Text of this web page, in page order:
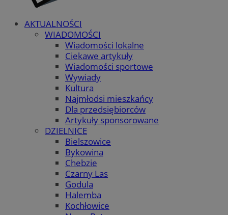
AKTUALNOŚCI
WIADOMOŚCI
Wiadomości lokalne
Ciekawe artykuły
Wiadomości sportowe
Wywiady
Kultura
Najmłodsi mieszkańcy
Dla przedsiębiorców
Artykuły sponsorowane
DZIELNICE
Bielszowice
Bykowina
Chebzie
Czarny Las
Godula
Halemba
Kochłowice